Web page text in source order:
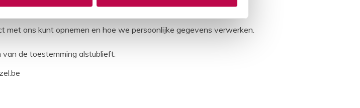
wijzigen of intrekken.
ons kunt opnemen en hoe we persoonlijke gegevens verwerken.
de toestemming alstublieft.